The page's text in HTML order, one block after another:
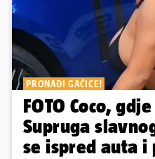
PRONAĐI GAĆICE!
FOTO Coco,
Supruga
se ispred auta i